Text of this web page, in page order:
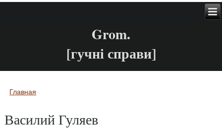
Grom.
[гучні справи]
Вы здесь
Главная
Василий Гуляев